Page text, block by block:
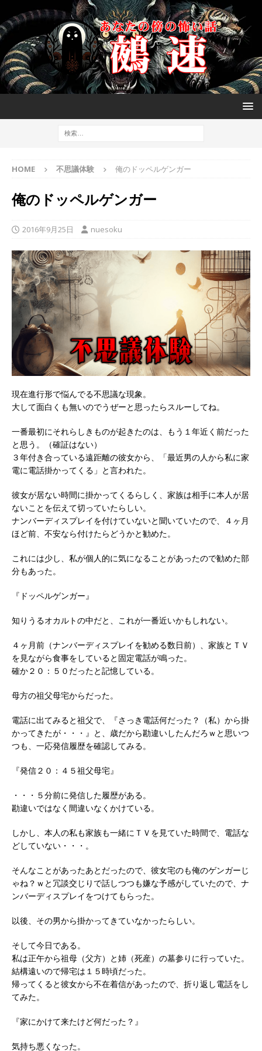
HOME 不思議体験 俺のドッペルゲンガー
俺のドッペルゲンガー
2016年9月25日 nuesoku
現在進行形で悩んでる不思議な現象。
大して面白くも無いのでうぜーと思ったらスルーしてね。
一番最初にそれらしきものが起きたのは、もう１年近く前だった
と思う。（確証はない）
３年付き合っている遠距離の彼女から、「最近男の人から私に家
電に電話掛かってくる」と言われた。
彼女が居ない時間に掛かってくるらしく、家族は相手に本人が居
ないことを伝えて切っていたらしい。
ナンバーディスプレイを付けていないと聞いていたので、４ヶ月
ほど前、不安なら付けたらどうかと勧めた。
これには少し、私が個人的に気になることがあったので勧めた部
分もあった。
『ドッペルゲンガー』
知りうるオカルトの中だと、これが一番近いかもしれない。
４ヶ月前（ナンバーディスプレイを勧める数日前）、家族とＴＶ
を見ながら食事をしていると固定電話が鳴った。
確か２０：５０だったと記憶している。
母方の祖父母宅からだった。
電話に出てみると祖父で、『さっき電話何だった？（私）から掛
かってきたが・・・』と、歳だから勘違いしたんだろｗと思いつ
つも、一応発信履歴を確認してみる。
『発信２０：４５祖父母宅』
・・・５分前に発信した履歴がある。
勘違いではなく間違いなくかけている。
しかし、本人の私も家族も一緒にＴＶを見ていた時間で、電話な
どしていない・・・。
そんなことがあったあとだったので、彼女宅のも俺のゲンガーじ
ゃね？ｗと冗談交じりで話しつつも嫌な予感がしていたので、ナ
ンバーディスプレイをつけてもらった。
以後、その男から掛かってきていなかったらしい。
そして今日である。
私は正午から祖母（父方）と姉（死産）の墓参りに行っていた。
結構遠いので帰宅は１５時頃だった。
帰ってくると彼女から不在着信があったので、折り返し電話をし
てみた。
『家にかけて来たけど何だった？』
気持ち悪くなった。